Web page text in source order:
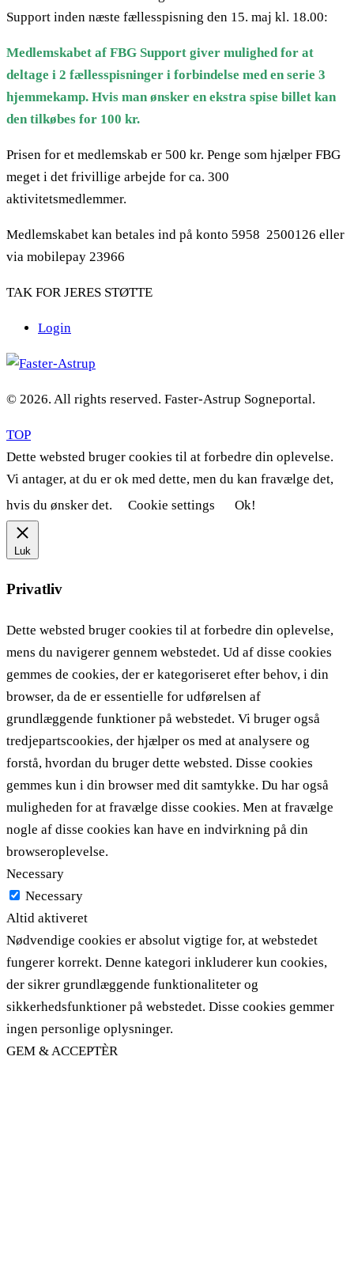
Support inden næste fællesspisning den 15. maj kl. 18.00:
Medlemskabet af FBG Support giver mulighed for at
deltage i 2 fællesspisninger i forbindelse med en serie 3
hjemmekamp. Hvis man ønsker en ekstra spise billet kan
den tilkøbes for 100 kr.
Prisen for et medlemskab er 500 kr. Penge som hjælper FBG
meget i det frivillige arbejde for ca. 300
aktivitetsmedlemmer.
Medlemskabet kan betales ind på konto 5958 2500126 eller
via mobilepay 23966
TAK FOR JERES STØTTE
Login
© 2026. All rights reserved. Faster-Astrup Sogneportal.
TOP
Dette websted bruger cookies til at forbedre din oplevelse.
Vi antager, at du er ok med dette, men du kan fravælge det,
hvis du ønsker det.
Cookie settings Ok!
Luk
Privatliv
Dette websted bruger cookies til at forbedre din oplevelse,
mens du navigerer gennem webstedet. Ud af disse cookies
gemmes de cookies, der er kategoriseret efter behov, i din
browser, da de er essentielle for udførelsen af ​​
grundlæggende funktioner på webstedet. Vi bruger også
tredjepartscookies, der hjælper os med at analysere og
forstå, hvordan du bruger dette websted. Disse cookies
gemmes kun i din browser med dit samtykke. Du har også
muligheden for at fravælge disse cookies. Men at fravælge
nogle af disse cookies kan have en indvirkning på din
browseroplevelse.
Necessary
Necessary
Altid aktiveret
Nødvendige cookies er absolut vigtige for, at webstedet
fungerer korrekt. Denne kategori inkluderer kun cookies,
der sikrer grundlæggende funktionaliteter og
sikkerhedsfunktioner på webstedet. Disse cookies gemmer
ingen personlige oplysninger.
GEM & ACCEPTÈR